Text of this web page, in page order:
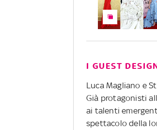
I GUEST
Luca Magliano e
Già protagonisti
ai talenti
spettacolo della